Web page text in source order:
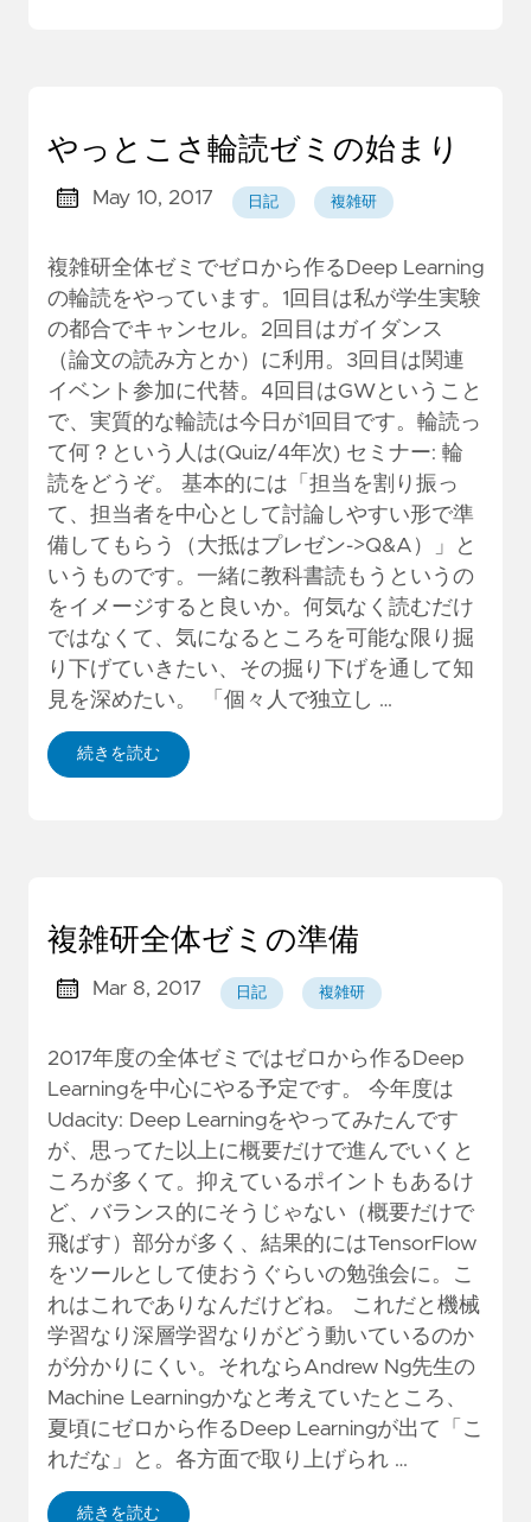
やっとこさ輪読ゼミの始まり
May 10, 2017 日記 複雑研
複雑研全体ゼミでゼロから作るDeep Learning
の輪読をやっています。1回目は私が学生実験
の都合でキャンセル。2回目はガイダンス
（論文の読み方とか）に利用。3回目は関連
イベント参加に代替。4回目はGWということ
で、実質的な輪読は今日が1回目です。輪読っ
て何？という人は(Quiz/4年次) セミナー: 輪
読をどうぞ。 基本的には「担当を割り振っ
て、担当者を中心として討論しやすい形で準
備してもらう（大抵はプレゼン->Q&A）」と
いうものです。一緒に教科書読もうというの
をイメージすると良いか。何気なく読むだけ
ではなくて、気になるところを可能な限り掘
り下げていきたい、その掘り下げを通して知
見を深めたい。 「個々人で独立し …
続きを読む
複雑研全体ゼミの準備
Mar 8, 2017 日記 複雑研
2017年度の全体ゼミではゼロから作るDeep
Learningを中心にやる予定です。 今年度は
Udacity: Deep Learningをやってみたんです
が、思ってた以上に概要だけで進んでいくと
ころが多くて。抑えているポイントもあるけ
ど、バランス的にそうじゃない（概要だけで
飛ばす）部分が多く、結果的にはTensorFlow
をツールとして使おうぐらいの勉強会に。こ
れはこれでありなんだけどね。 これだと機械
学習なり深層学習なりがどう動いているのか
が分かりにくい。それならAndrew Ng先生の
Machine Learningかなと考えていたところ、
夏頃にゼロから作るDeep Learningが出て「こ
れだな」と。各方面で取り上げられ …
続きを読む